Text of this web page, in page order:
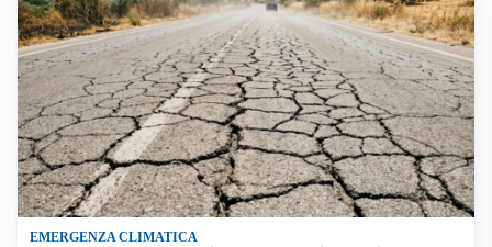
EMERGENZA CLIMATICA